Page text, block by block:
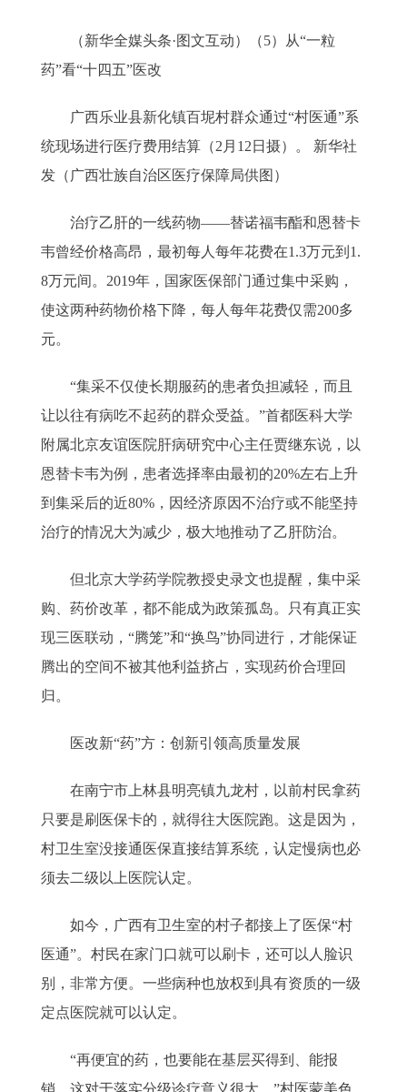
（新华全媒头条·图文互动）（5）从“一粒
药”看“十四五”医改
广西乐业县新化镇百坭村群众通过“村医通”系
统现场进行医疗费用结算（2月12日摄）。 新华社
发（广西壮族自治区医疗保障局供图）
治疗乙肝的一线药物——替诺福韦酯和恩替卡
韦曾经价格高昂，最初每人每年花费在1.3万元到1.
8万元间。2019年，国家医保部门通过集中采购，
使这两种药物价格下降，每人每年花费仅需200多
元。
“集采不仅使长期服药的患者负担减轻，而且
让以往有病吃不起药的群众受益。”首都医科大学
附属北京友谊医院肝病研究中心主任贾继东说，以
恩替卡韦为例，患者选择率由最初的20%左右上升
到集采后的近80%，因经济原因不治疗或不能坚持
治疗的情况大为减少，极大地推动了乙肝防治。
但北京大学药学院教授史录文也提醒，集中采
购、药价改革，都不能成为政策孤岛。只有真正实
现三医联动，“腾笼”和“换鸟”协同进行，才能保证
腾出的空间不被其他利益挤占，实现药价合理回
归。
医改新“药”方：创新引领高质量发展
在南宁市上林县明亮镇九龙村，以前村民拿药
只要是刷医保卡的，就得往大医院跑。这是因为，
村卫生室没接通医保直接结算系统，认定慢病也必
须去二级以上医院认定。
如今，广西有卫生室的村子都接上了医保“村
医通”。村民在家门口就可以刷卡，还可以人脸识
别，非常方便。一些病种也放权到具有资质的一级
定点医院就可以认定。
“再便宜的药，也要能在基层买得到、能报
销。这对于落实分级诊疗意义很大。”村医蒙美色